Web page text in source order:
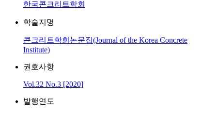
한국콘크리트학회
학술지명
콘크리트학회논문집(Journal of the Korea Concrete
Institute)
권호사항
Vol.32 No.3 [2020]
발행연도